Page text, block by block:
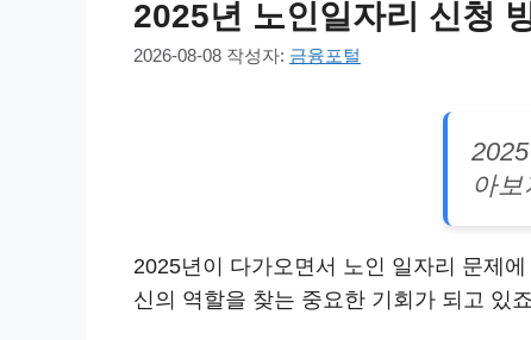
2025년 노인일자리 신청
2026-08-08 작성자: 금융포털
아보
2025년이 다가오면서 노인 일자리 문제
신의 역할을 찾는 중요한 기회가 되고 있